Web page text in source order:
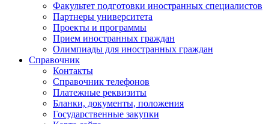
Факультет подготовки иностранных специалистов
Партнеры университета
Проекты и программы
Прием иностранных граждан
Олимпиады для иностранных граждан
Справочник
Контакты
Справочник телефонов
Платежные реквизиты
Бланки, документы, положения
Государственные закупки